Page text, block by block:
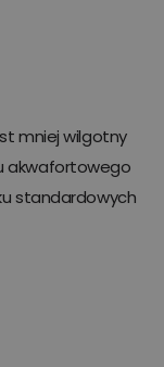
mniej wilgotny
akwafortowego
standardowych